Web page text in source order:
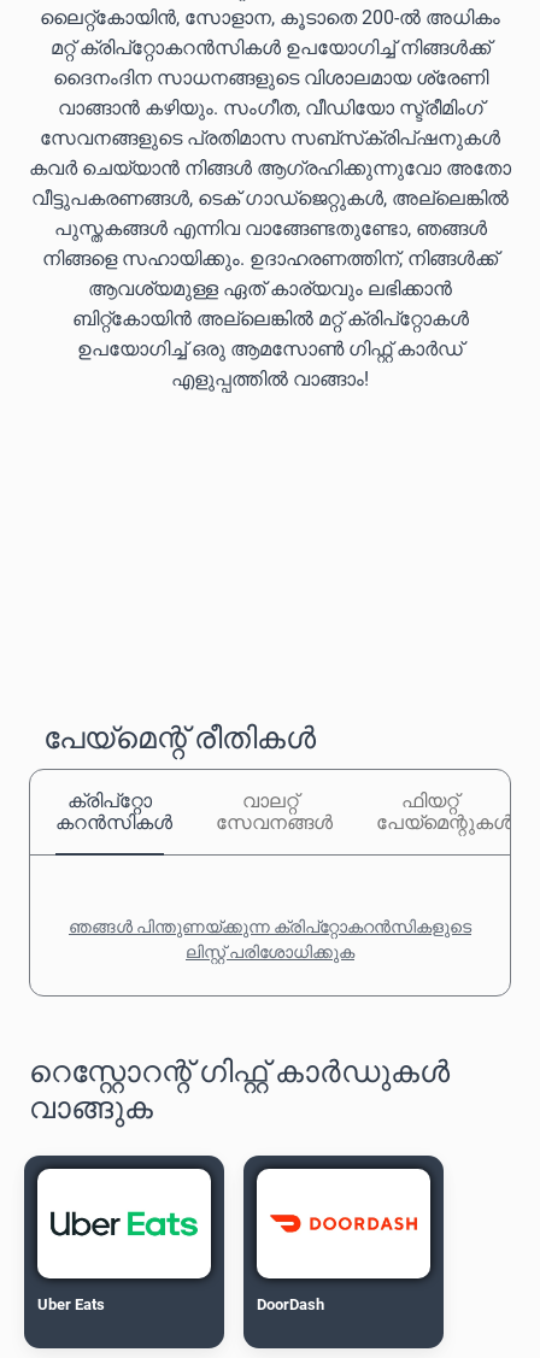
ലൈറ്റ്കോയിൻ, സോളാന, കൂടാതെ 200-ൽ അധികം
മറ്റ് ക്രിപ്‌റ്റോകറൻസികൾ ഉപയോഗിച്ച് നിങ്ങൾക്ക്
ദൈനംദിന സാധനങ്ങളുടെ വിശാലമായ ശ്രേണി
വാങ്ങാൻ കഴിയും. സംഗീത, വീഡിയോ സ്ട്രീമിംഗ്
സേവനങ്ങളുടെ പ്രതിമാസ സബ്‌സ്‌ക്രിപ്‌ഷനുകൾ
കവർ ചെയ്യാൻ നിങ്ങൾ ആഗ്രഹിക്കുന്നുവോ അതോ
വീട്ടുപകരണങ്ങൾ, ടെക് ഗാഡ്‌ജെറ്റുകൾ, അല്ലെങ്കിൽ
പുസ്തകങ്ങൾ എന്നിവ വാങ്ങേണ്ടതുണ്ടോ, ഞങ്ങൾ
നിങ്ങളെ സഹായിക്കും. ഉദാഹരണത്തിന്, നിങ്ങൾക്ക്
ആവശ്യമുള്ള ഏത് കാര്യവും ലഭിക്കാൻ
ബിറ്റ്കോയിൻ അല്ലെങ്കിൽ മറ്റ് ക്രിപ്‌റ്റോകൾ
ഉപയോഗിച്ച് ഒരു ആമസോൺ ഗിഫ്റ്റ് കാർഡ്
എളുപ്പത്തിൽ വാങ്ങാം!
പേയ്‌മെന്റ് രീതികൾ
ക്രിപ്‌റ്റോ
കറൻസികൾ
വാലറ്റ്
സേവനങ്ങൾ
ഫിയറ്റ്
പേയ്‌മെന്റുകൾ
ഞങ്ങൾ പിന്തുണയ്ക്കുന്ന ക്രിപ്‌റ്റോകറൻസികളുടെ
ലിസ്റ്റ് പരിശോധിക്കുക
റെസ്റ്റോറന്റ് ഗിഫ്റ്റ് കാർഡുകൾ
വാങ്ങുക
Uber Eats DoorDash